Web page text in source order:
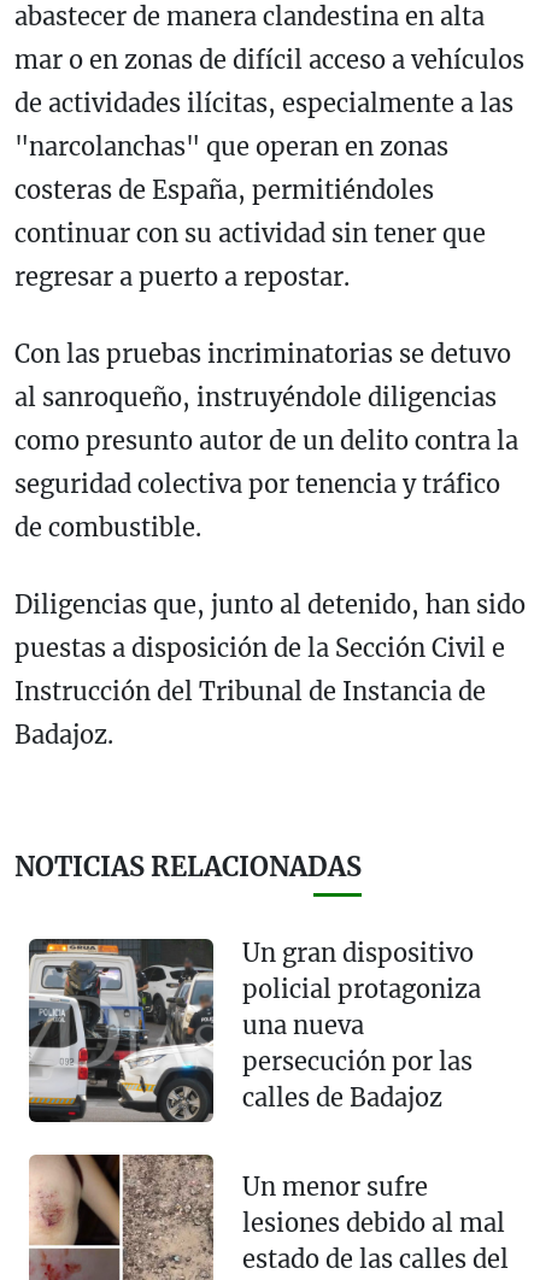
abastecer de manera clandestina en alta
mar o en zonas de difícil acceso a vehículos
de actividades ilícitas, especialmente a las
"narcolanchas" que operan en zonas
costeras de España, permitiéndoles
continuar con su actividad sin tener que
regresar a puerto a repostar.
Con las pruebas incriminatorias se detuvo
al sanroqueño, instruyéndole diligencias
como presunto autor de un delito contra la
seguridad colectiva por tenencia y tráfico
de combustible.
Diligencias que, junto al detenido, han sido
puestas a disposición de la Sección Civil e
Instrucción del Tribunal de Instancia de
Badajoz.
NOTICIAS RELACIONADAS
Un gran dispositivo
policial protagoniza
una nueva
persecución por las
calles de Badajoz
Un menor sufre
lesiones debido al mal
estado de las calles del